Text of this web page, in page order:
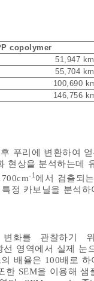
copolymer
51,947 km
55,704 km
100,690
146,756
푸리에 변환하여
현상을 분석하는데
-1에서 검출되
정 카보닐을 분석
를 관찰하기 위
선 영역에서 실제
배율은 100배로
한 SEM을 이용해